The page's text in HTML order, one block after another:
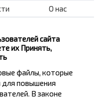
из города
Купить
О нас
сайта
их Принять,
файлы, которые
для повышения
В законе